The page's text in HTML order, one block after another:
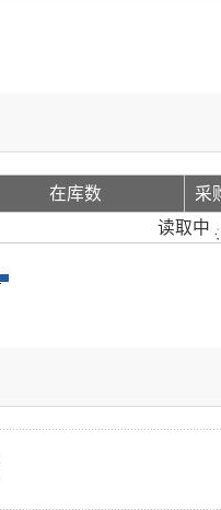
在库数
采
读取中